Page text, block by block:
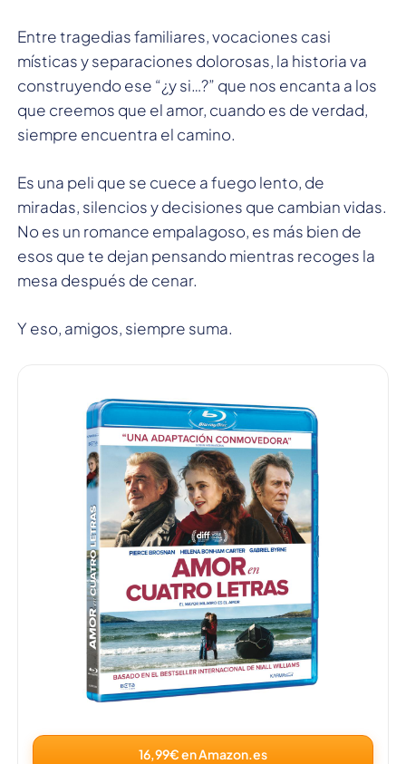
Entre tragedias familiares, vocaciones casi
místicas y separaciones dolorosas, la historia va
construyendo ese “¿y si…?” que nos encanta a los
que creemos que el amor, cuando es de verdad,
siempre encuentra el camino.
Es una peli que se cuece a fuego lento, de
miradas, silencios y decisiones que cambian vidas.
No es un romance empalagoso, es más bien de
esos que te dejan pensando mientras recoges la
mesa después de cenar.
Y eso, amigos, siempre suma.
16,99€ en Amazon.es